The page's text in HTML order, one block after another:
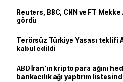
Reuters, BBC, CNN ve FT Mekke
gördü
Terörsüz Türkiye Yasası teklifi
kabul edildi
ABD İran'ın kripto para ağını
bankacılık ağı yaptırım